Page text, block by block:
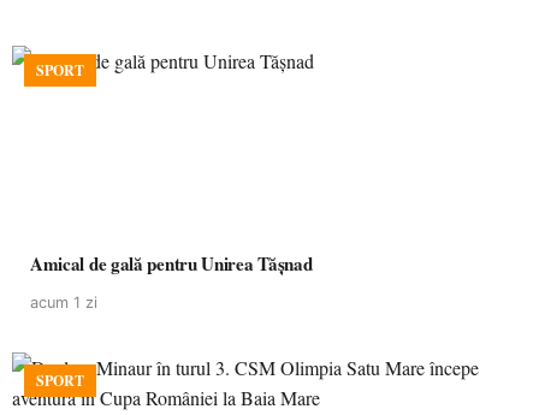
SPORT
Amical de gală pentru Unirea Tășnad
acum 1 zi
SPORT